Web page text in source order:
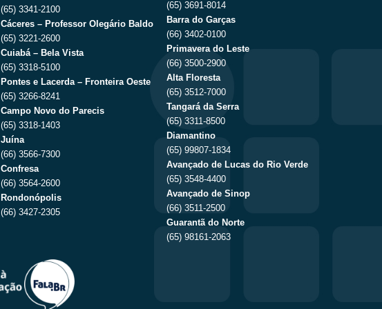
(65) 3341-2100
Cáceres – Professor Olegário Baldo
(65) 3221-2600
Cuiabá – Bela Vista
(65) 3318-5100
Pontes e Lacerda – Fronteira Oeste
(65) 3266-8241
Campo Novo do Parecis
(65) 3318-1403
Juína
(66) 3566-7300
Confresa
(66) 3564-2600
Rondonópolis
(66) 3427-2305
(65) 3691-8014
Barra do Garças
(66) 3402-0100
Primavera do Leste
(66) 3500-2900
Alta Floresta
(65) 3512-7000
Tangará da Serra
(65) 3311-8500
Diamantino
(65) 99807-1834
Avançado de Lucas do Rio Verde
(65) 3548-4400
Avançado de Sinop
(66) 3511-2500
Guarantã do Norte
(65) 98161-2063